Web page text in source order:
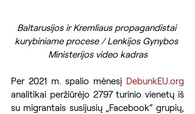
Baltarusijos ir Kremliaus propagandistai
kurybiniame procese / Lenkijos Gynybos
Ministerijos video kadras
Per 2021 m. spalio mėnesį DebunkEU.org
analitikai peržiūrėjo 2797 turinio vienetų iš
su migrantais susijusių „Facebook“ grupių,